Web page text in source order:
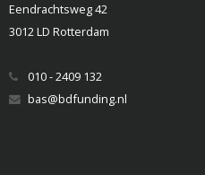
Eendrachtsweg 42
3012 LD Rotterdam
010 - 2409 132
bas@bdfunding.nl